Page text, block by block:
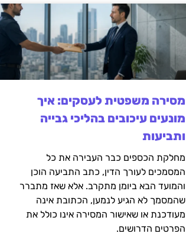
מסירה משפטית לעסקים: איך
מונעים עיכובים בהליכי גבייה
ותביעות
מחלקת הכספים כבר העבירה את כל
המסמכים לעורך הדין, כתב התביעה הוכן
והמועד הבא ביומן מתקרב. אלא שאז מתברר
שהמסמך לא הגיע לנמען, הכתובת אינה
מעודכנת או שאישור המסירה אינו כולל את
הפרטים הדרושים.